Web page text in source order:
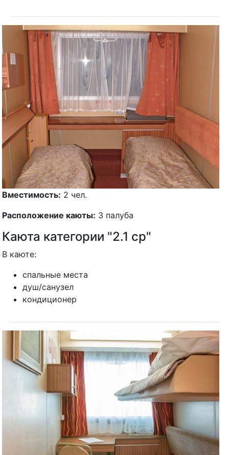
Вместимость: 2 чел.
Расположение каюты: 3 палуба
Каюта категории "2.1 ср"
В каюте:
спальные места
душ/санузел
кондиционер